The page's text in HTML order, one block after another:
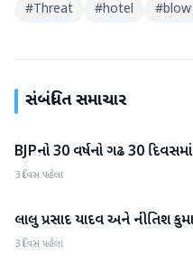
#Threat #hotel #
સંબંધિત સમાચાર
રાષ્ટ્રીય
BJPનો 30 વર્ષનો ગઢ 30
3 દિવસ પહેલા
રાષ્ટ્રીય
લાલુ પ્રસાદ યાદવ અને નીતિશ
3 દિવસ પહેલા